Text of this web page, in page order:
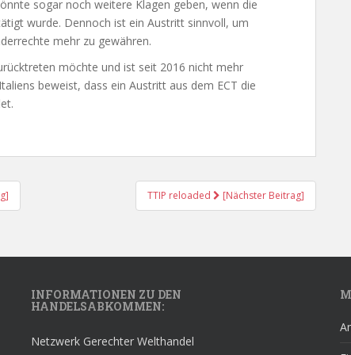
sogar noch weitere Klagen geben, wenn die
wurde. Dennoch ist ein Austritt sinnvoll, um
mehr zu gewähren.
möchte und ist seit 2016 nicht mehr
beweist, dass ein Austritt aus dem ECT die
TTIP reloaded [Nächster Beitrag]
INFORMATIONEN ZU DEN
HANDELSABKOMMEN:
Netzwerk Gerechter Welthandel